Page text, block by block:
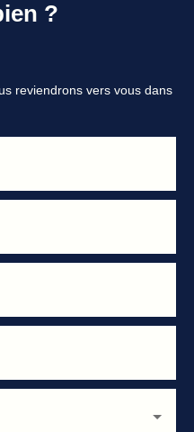
?
reviendrons vers vous dans